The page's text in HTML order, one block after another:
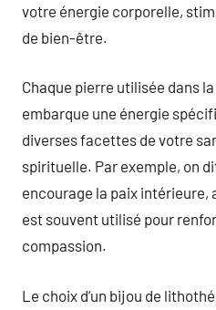
votre énergie corporelle,
de bien-être.
Chaque pierre utilisée dans
embarque une énergie
diverses facettes de votre
spirituelle. Par exemple, on
encourage la paix intérieure,
est souvent utilisé pour
compassion.
Le choix d’un bijou de